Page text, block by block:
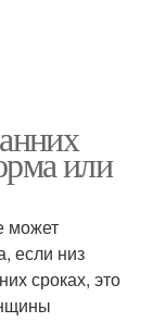
или
может
если низ
сроках, это